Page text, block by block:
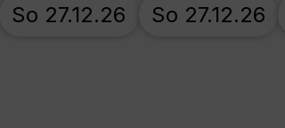
So 27.12.26 So 27.12.26